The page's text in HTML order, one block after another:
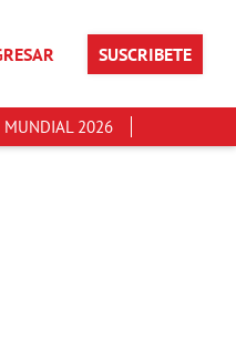
SUSCRIBETE
MUNDIAL 2026